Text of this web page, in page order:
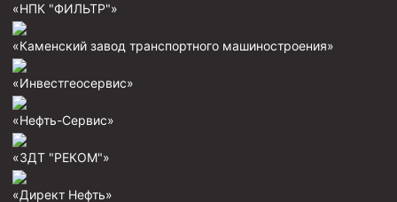
Муфта ОТТМ 245
Муфта ОТТМ 324
«НПК "ФИЛЬТР"»
«Каменский завод транспортного машиностроения»
«Инвестгеосервис»
«Нефть-Сервис»
«ЗДТ "РЕКОМ"»
«Директ Нефть»